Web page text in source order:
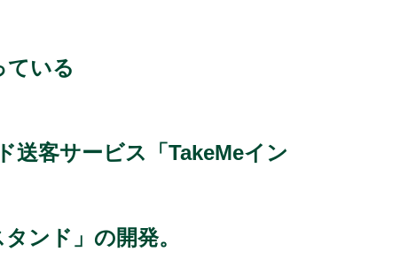
いる
送客サービス「TakeMeイン
ンド」の開発。